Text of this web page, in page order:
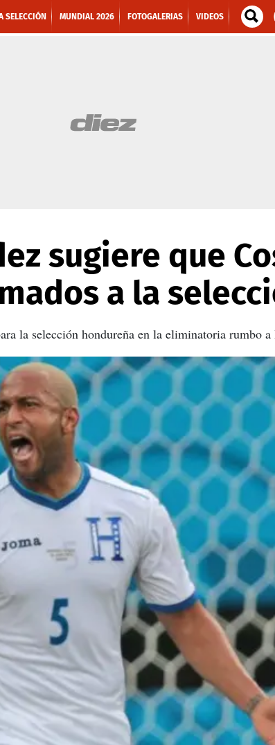
SELECCIÓN MUNDIAL 2026 FOTOGALERIAS VIDEOS
sugiere que
a la
la selección hondureña en la eliminatoria rumbo a